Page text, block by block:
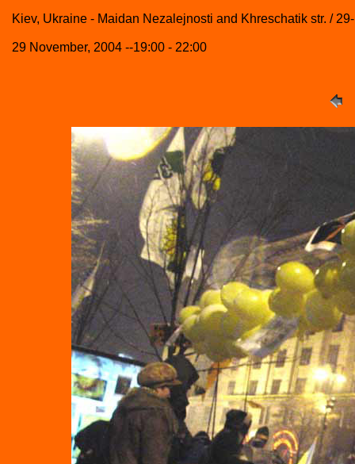
Kiev, Ukraine - Maidan Nezalejnosti and Khreschatik str. /
29 November, 2004 --19:00 - 22:00